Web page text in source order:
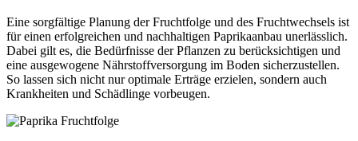
Eine sorgfältige Planung der Fruchtfolge und des Fruchtwechsels ist
für einen erfolgreichen und nachhaltigen Paprikaanbau unerlässlich.
Dabei gilt es, die Bedürfnisse der Pflanzen zu berücksichtigen und
eine ausgewogene Nährstoffversorgung im Boden sicherzustellen.
So lassen sich nicht nur optimale Erträge erzielen, sondern auch
Krankheiten und Schädlinge vorbeugen.